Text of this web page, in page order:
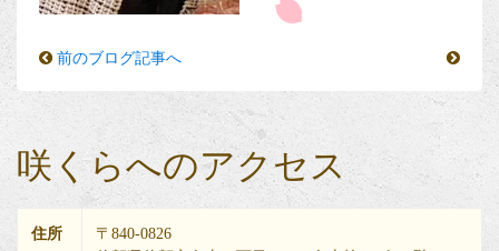
前のブログ記事へ
咲くらへのアクセス
住所
〒840-0826